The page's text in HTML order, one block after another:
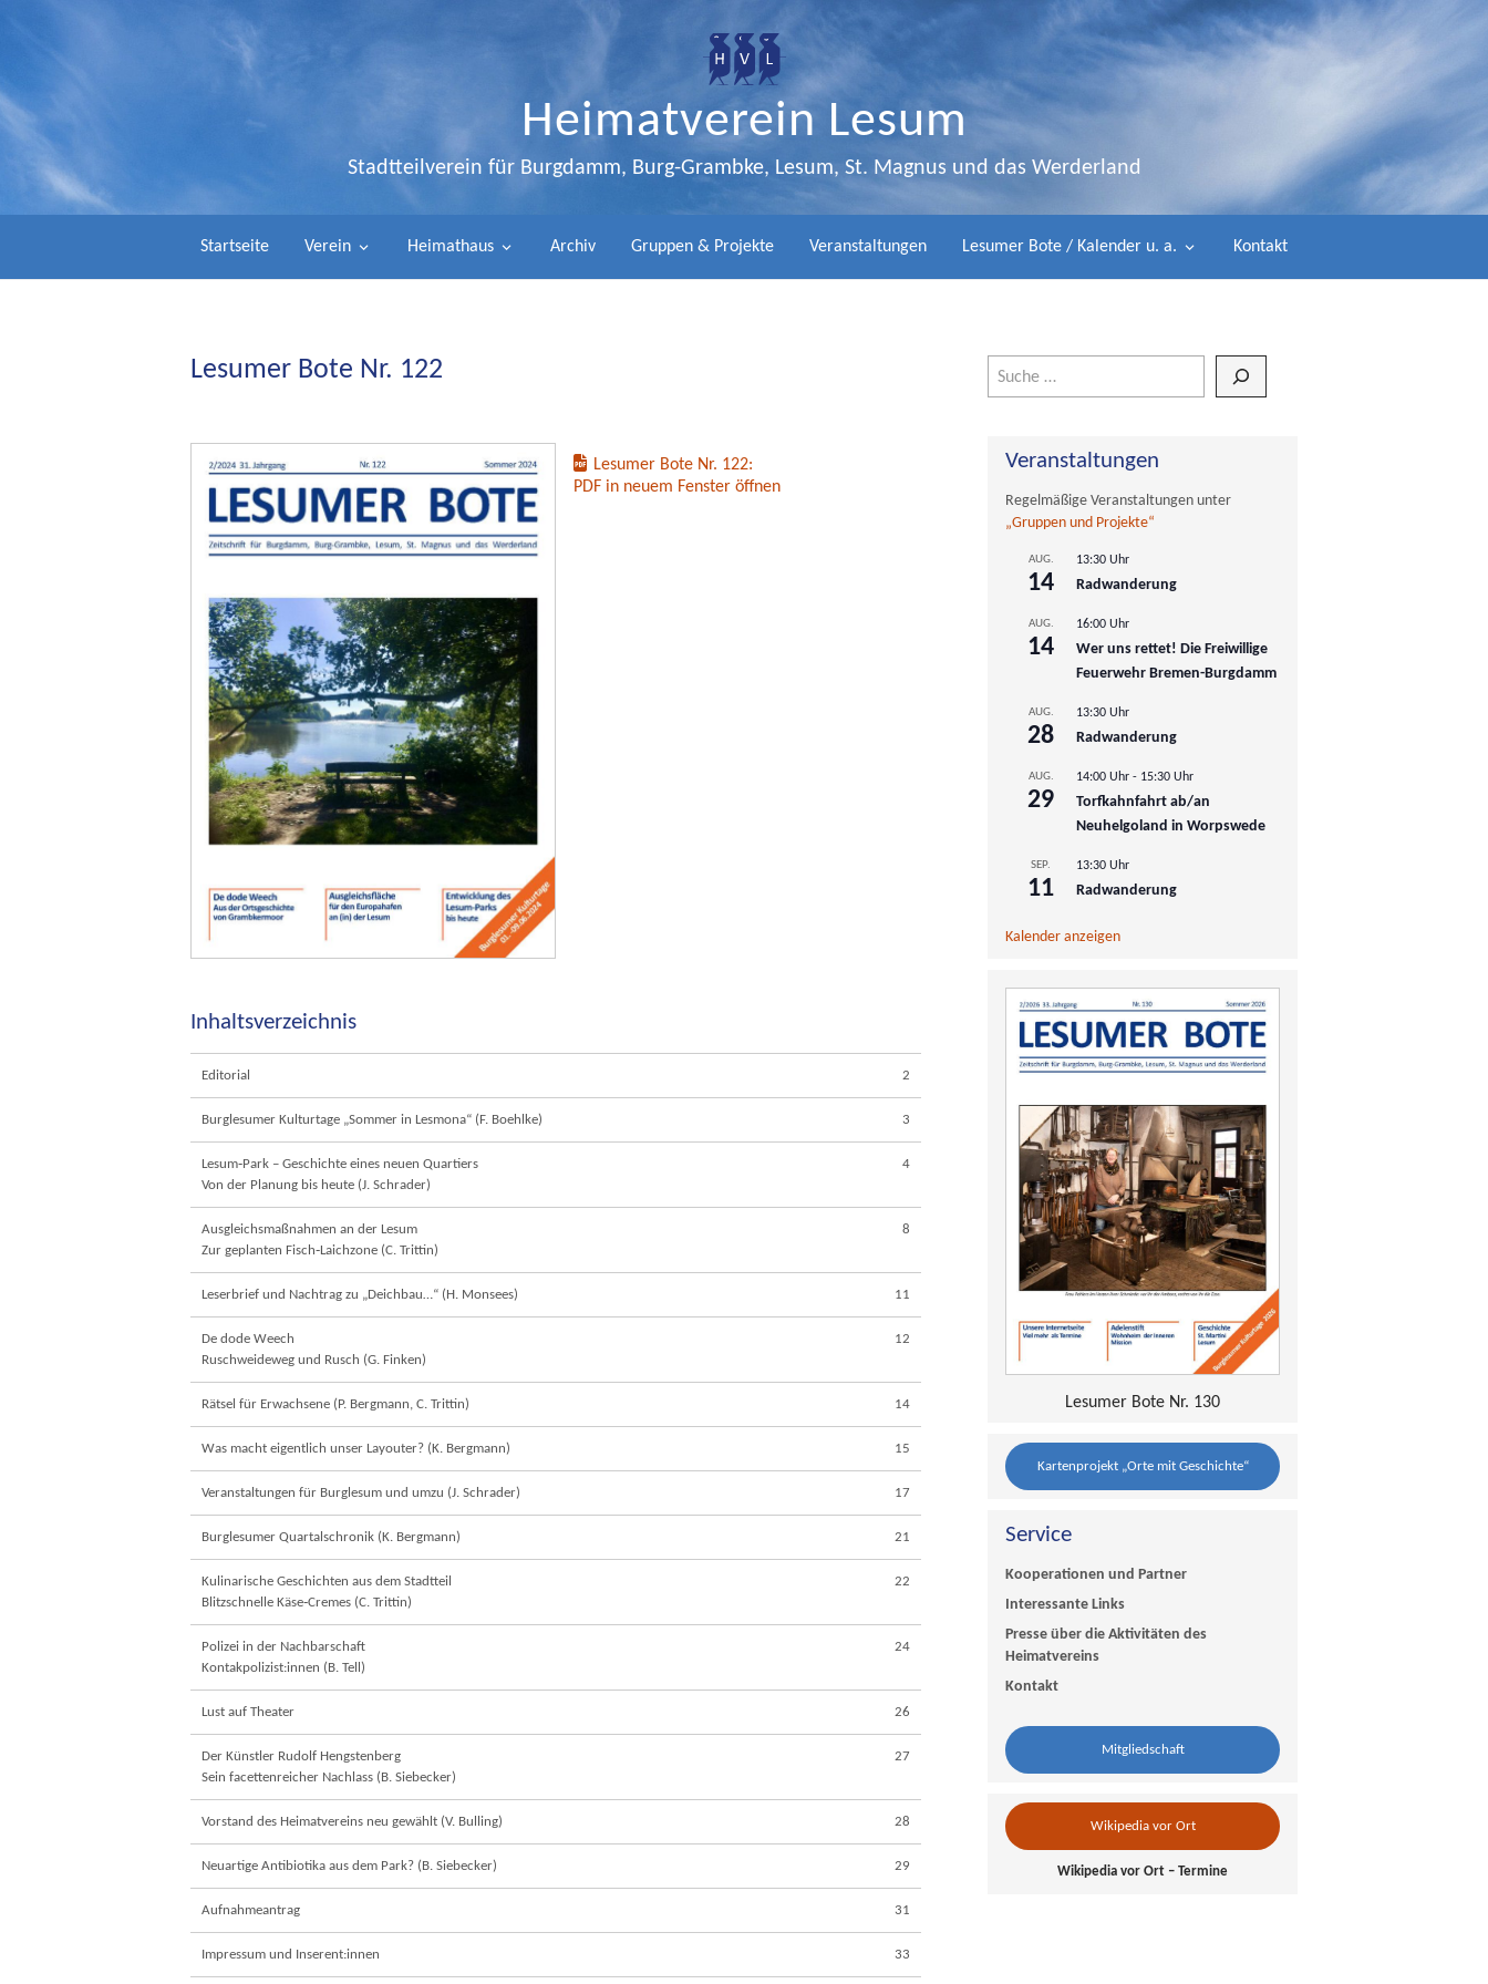
Heimatverein Lesum
Stadtteilverein für Burgdamm, Burg-Grambke, Lesum, St. Magnus und das Werderland
Startseite Verein Heimathaus Archiv Gruppen & Projekte Veranstaltungen Lesumer Bote / Kalender u. a. Kontakt
Lesumer Bote Nr. 122
Lesumer Bote Nr. 122:
PDF in neuem Fenster öffnen
Inhaltsverzeichnis
Editorial 2
Burglesumer Kulturtage „Sommer in Lesmona“ (F. Boehlke) 3
Lesum‐Park – Geschichte eines neuen Quartiers
Von der Planung bis heute (J. Schrader)
4
Ausgleichsmaßnahmen an der Lesum
Zur geplanten Fisch‐Laichzone (C. Trittin)
8
Leserbrief und Nachtrag zu „Deichbau…“ (H. Monsees) 11
De dode Weech
Ruschweideweg und Rusch (G. Finken)
12
Rätsel für Erwachsene (P. Bergmann, C. Trittin) 14
Was macht eigentlich unser Layouter? (K. Bergmann) 15
Veranstaltungen für Burglesum und umzu (J. Schrader) 17
Burglesumer Quartalschronik (K. Bergmann) 21
Kulinarische Geschichten aus dem Stadtteil
Blitzschnelle Käse‐Cremes (C. Trittin)
22
Polizei in der Nachbarschaft
Kontakpolizist:innen (B. Tell)
24
Lust auf Theater 26
Der Künstler Rudolf Hengstenberg
Sein facettenreicher Nachlass (B. Siebecker)
27
Vorstand des Heimatvereins neu gewählt (V. Bulling) 28
Neuartige Antibiotika aus dem Park? (B. Siebecker) 29
Aufnahmeantrag 31
Impressum und Inserent:innen 33
Veranstaltungen
Regelmäßige Veranstaltungen unter
„Gruppen und Projekte“
AUG.
14
13:30 Uhr
Radwanderung
AUG.
14
16:00 Uhr
Wer uns rettet! Die Freiwillige
Feuerwehr Bremen-Burgdamm
AUG.
28
13:30 Uhr
Radwanderung
AUG.
29
14:00 Uhr - 15:30 Uhr
Torfkahnfahrt ab/an
Neuhelgoland in Worpswede
SEP.
11
13:30 Uhr
Radwanderung
Kalender anzeigen
Lesumer Bote Nr. 130
Kartenprojekt „Orte mit Geschichte“
Service
Kooperationen und Partner
Interessante Links
Presse über die Aktivitäten des
Heimatvereins
Kontakt
Mitgliedschaft
Wikipedia vor Ort
Wikipedia vor Ort – Termine